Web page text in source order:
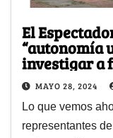
El
“autonomía
investigar a
MAYO 28, 2024
Lo que vemos
representantes